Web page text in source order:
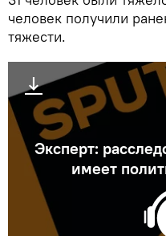
человек получили
тяжести.
Эксперт:
имеет